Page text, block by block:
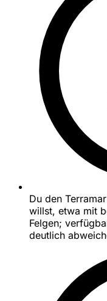
Du den
willst, etwa mit
Felgen;
deutlich